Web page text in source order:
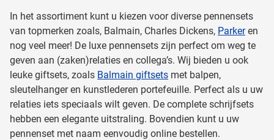
In het assortiment kunt u kiezen voor diverse pennensets
van topmerken zoals, Balmain, Charles Dickens, Parkeren
nog veel meer! De luxe pennensets zijn perfect om weg te
geven aan (zaken)relaties en collega’s. Wij bieden u ook
leuke giftsets, zoals Balmain giftsets met balpen,
sleutelhanger en kunstlederen portefeuille. Perfect als u uw
relaties iets speciaals wilt geven. De complete schrijfsets
hebben een elegante uitstraling. Bovendien kunt u uw
pennenset met naam eenvoudig online bestellen.